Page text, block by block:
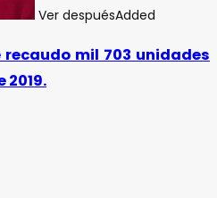
Ver despuésAdded
mil 703 unidades